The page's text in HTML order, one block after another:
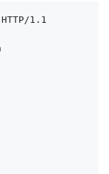
1.1